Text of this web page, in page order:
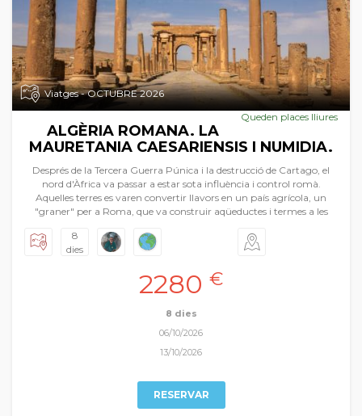
Viatges - OCTUBRE 2026
Queden places lliures
ALGÈRIA ROMANA. LA
MAURETANIA CAESARIENSIS I NUMIDIA.
Després de la Tercera Guerra Púnica i la destrucció de Cartago, el
nord d'Àfrica va passar a estar sota influència i control romà.
Aquelles terres es varen convertir llavors en un país agrícola, un
"graner" per a Roma, que va construir aqüeductes i termes a les
Caesariensis i la Numidia- es cobriren d'edificis prestigiosos les restes
dels quals avui dia fan les delícies dels aficionats a la història i
gran novetat, el viatge a Algèria, concretament al nord d’aquest
gran país. Tindrem durant aquests dies visites inoblidables seguint
l’estela de les ciutats romanes i les seues restes monumentals a més
Massinissa, Galama, Djemila, etc. Un univers ple de meravelles que
esperen ser conegudes i viscudes. Tota una expedició nord-africana
8
dies
2280 €
8 dies
06/10/2026
13/10/2026
RESERVAR